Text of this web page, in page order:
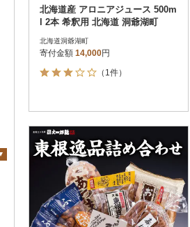
北海道産 アロニアジュース 500m
l 2本 希釈用 北海道 洞爺湖町
北海道洞爺湖町
寄付金額 14,000円
（1件）